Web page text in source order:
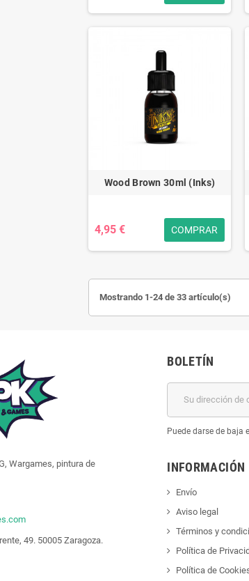
Wood Brown 30ml (Inks)
4,95 € COMPRAR
Mostrando 1-24 de 33 artículo(s)
Wargames, pintura de
49. 50005 Zaragoza.
BOLETÍN
Puede darse de
INFORMACIÓN
Envío
Aviso legal
Términos y
Política de
Política de